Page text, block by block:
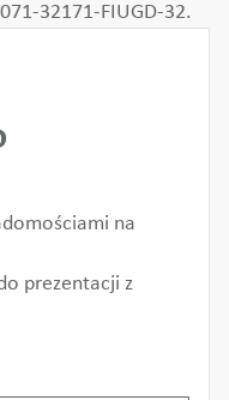
32171-FIUGD-32.
na
prezentacji z